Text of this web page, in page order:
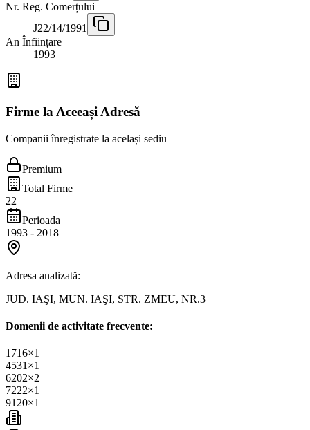
Nr. Reg. Comerțului
J22/14/1991
An Înființare
1993
Firme la Aceeași Adresă
Companii înregistrate la același sediu
Premium
Total Firme
22
Perioada
1993 - 2018
Adresa analizată:
JUD. IAŞI, MUN. IAŞI, STR. ZMEU, NR.3
Domenii de activitate frecvente:
1716×1
4531 ×1
6202×2
7222×1
9120×1